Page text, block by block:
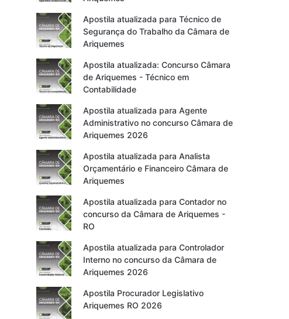
Apostila atualizada para Técnico de
Segurança do Trabalho da Câmara de
Ariquemes
Apostila atualizada: Concurso Câmara
de Ariquemes - Técnico em
Contabilidade
Apostila atualizada para Agente
Administrativo no concurso Câmara de
Ariquemes 2026
Apostila atualizada para Analista
Orçamentário e Financeiro Câmara de
Ariquemes
Apostila atualizada para Contador no
concurso da Câmara de Ariquemes -
RO
Apostila atualizada para Controlador
Interno no concurso da Câmara de
Ariquemes 2026
Apostila Procurador Legislativo
Ariquemes RO 2026